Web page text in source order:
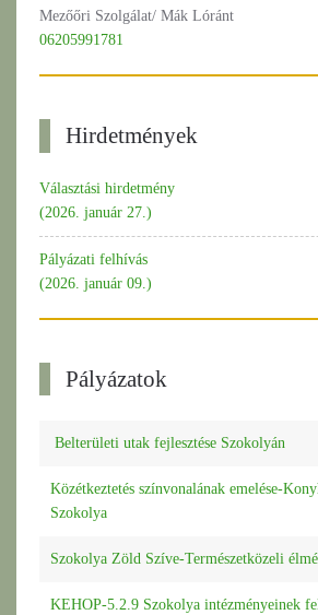
Mezőőri Szolgálat/ Mák Lóránt
06205991781
Hirdetmények
Választási hirdetmény
(2026. január 27.)
Pályázati felhívás
(2026. január 09.)
Pályázatok
Belterületi utak fejlesztése Szokolyán
Közétkeztetés színvonalának emelése-
Szokolya
Szokolya Zöld Szíve-Természetközeli
KEHOP-5.2.9 Szokolya intézményeinek